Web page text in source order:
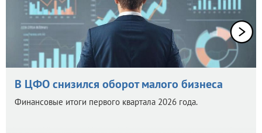
В ЦФО снизился оборот малого бизнеса
Финансовые итоги первого квартала 2026 года.